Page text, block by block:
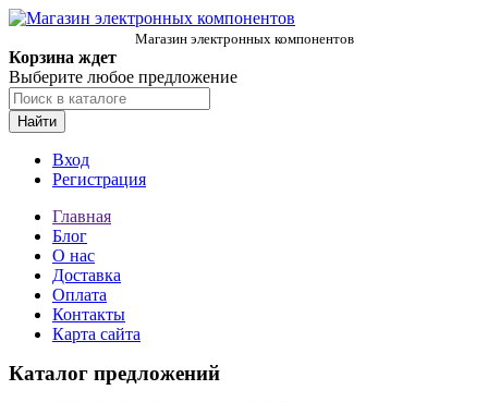
Магазин электронных компонентов
Корзина ждет
Выберите любое предложение
Найти
Вход
Регистрация
Главная
Блог
О нас
Доставка
Оплата
Контакты
Карта сайта
Каталог предложений